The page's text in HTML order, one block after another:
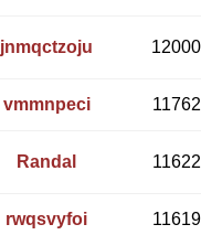
jnmqctzoju 12000
vmmnpeci 11762
Randal 11622
rwqsvyfoi 11619